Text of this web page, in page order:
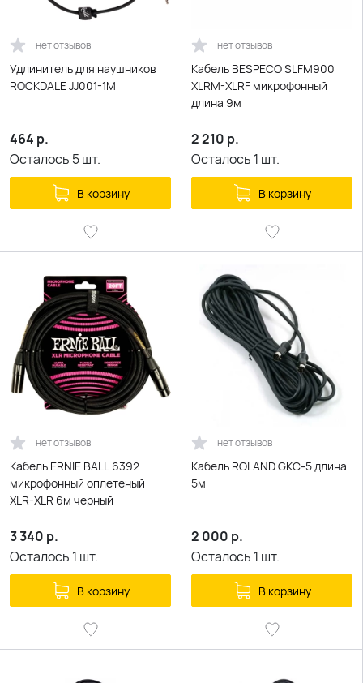
нет отзывов
Удлинитель для наушников
ROCKDALE JJ001-1M
464 р.
Осталось 5шт.
В корзину
нет отзывов
Кабель BESPECO SLFM900
XLRM-XLRF микрофонный
длина 9м
2 210 р.
Осталось 1 шт.
В корзину
нет отзывов
Кабель ERNIE BALL 6392
микрофонный оплетеный
XLR-XLR 6м черный
3 340 р.
Осталось 1 шт.
В корзину
нет отзывов
Кабель ROLAND GKC-5 длина
5м
2 000 р.
Осталось 1 шт.
В корзину